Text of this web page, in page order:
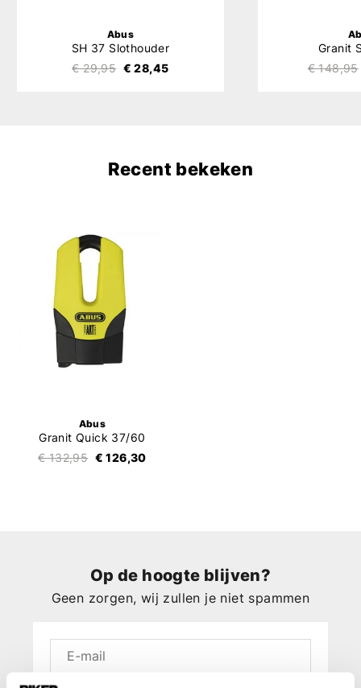
Abus
SH 37 Slothouder
€ 29,95 € 28,45
Granit
€ 148,95
Recent bekeken
Abus
Granit Quick 37/60
€ 132,95 € 126,30
Op de hoogte blijven?
Geen zorgen, wij zullen je niet spammen